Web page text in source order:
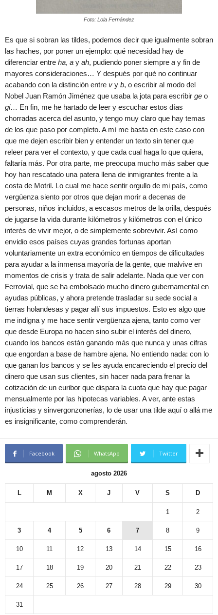
Foto: Lola Fernández
Es que si sobran las tildes, podemos decir que igualmente sobran
las haches, por poner un ejemplo: qué necesidad hay de
diferenciar entre ha, a y ah, pudiendo poner siempre a y fin de
mayores consideraciones… Y después por qué no continuar
acabando con la distinción entre v y b, o escribir al modo del
Nobel Juan Ramón Jiménez que usaba la jota para escribir ge o
gi… En fin, me he hartado de leer y escuchar estos días
chorradas acerca del asunto, y tengo muy claro que hay temas
de los que paso por completo. A mí me basta en este caso con
que me dejen escribir bien y entender un texto sin tener que
releer para ver el contexto, y que cada cual haga lo que quiera,
faltaría más. Por otra parte, me preocupa mucho más saber que
hoy han rescatado una patera llena de inmigrantes frente a la
costa de Motril. Lo cual me hace sentir orgullo de mi país, como
vergüenza siento por otros que dejan morir a decenas de
personas, niños incluidos, a escasos metros de la orilla, después
de jugarse la vida durante kilómetros y kilómetros con el único
interés de vivir mejor, o de simplemente sobrevivir. Así como
envidio esos países cuyas grandes fortunas aportan
voluntariamente un extra económico en tiempos de dificultades
para ayudar a la inmensa mayoría de la gente, que malvive en
momentos de crisis y trata de salir adelante. Nada que ver con
Ferrovial, que se ha embolsado mucho dinero gubernamental en
ayudas públicas, y ahora pretende trasladar su sede social a
tierras holandesas y pagar allí sus impuestos. Esto es algo que
me indigna y me hace sentir vergüenza ajena, tanto como ver
que desde Europa no hacen sino subir el interés del dinero,
cuando los bancos están ganando más que nunca y unas cifras
que engordan a base de hambre ajena. No entiendo nada: con lo
que ganan los bancos y se les ayuda encareciendo el precio del
dinero que usan sus clientes, sin hacer nada para frenar la
cotización de un euribor que dispara la cuota que hay que pagar
mensualmente por las hipotecas variables. A ver, ante estas
injusticias y sinvergonzonerías, lo de usar una tilde aquí o allá me
es insignificante, como comprenderán.
Facebook WhatsApp Twitter
agosto 2026
L M X J V S D
1 2
3 4 5 6 7 8 9
10 11 12 13 14 15 16
17 18 19 20 21 22 23
24 25 26 27 28 29 30
31